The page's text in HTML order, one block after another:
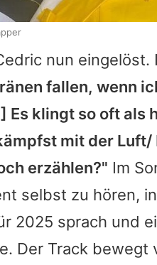
nun eingelöst.
fallen, wenn
Es klingt so oft als
mit der Luft/
erzählen?" Im
selbst zu hören,
2025 sprach und
Der Track bewegt